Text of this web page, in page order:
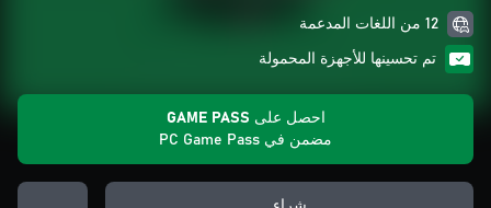
12 من اللغات المدعمة
تم تحسينها للأجهزة المحمولة
احصل على GAME PASS
مضمن في PC Game Pass